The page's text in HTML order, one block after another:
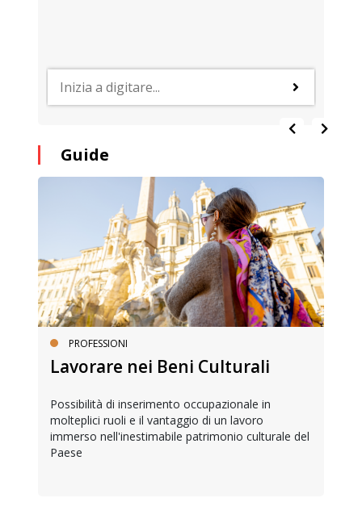
Guide
PROFESSIONI
Lavorare nei Beni Culturali
Possibilità di inserimento occupazionale in
molteplici ruoli e il vantaggio di un lavoro
immerso nell'inestimabile patrimonio culturale del
Paese